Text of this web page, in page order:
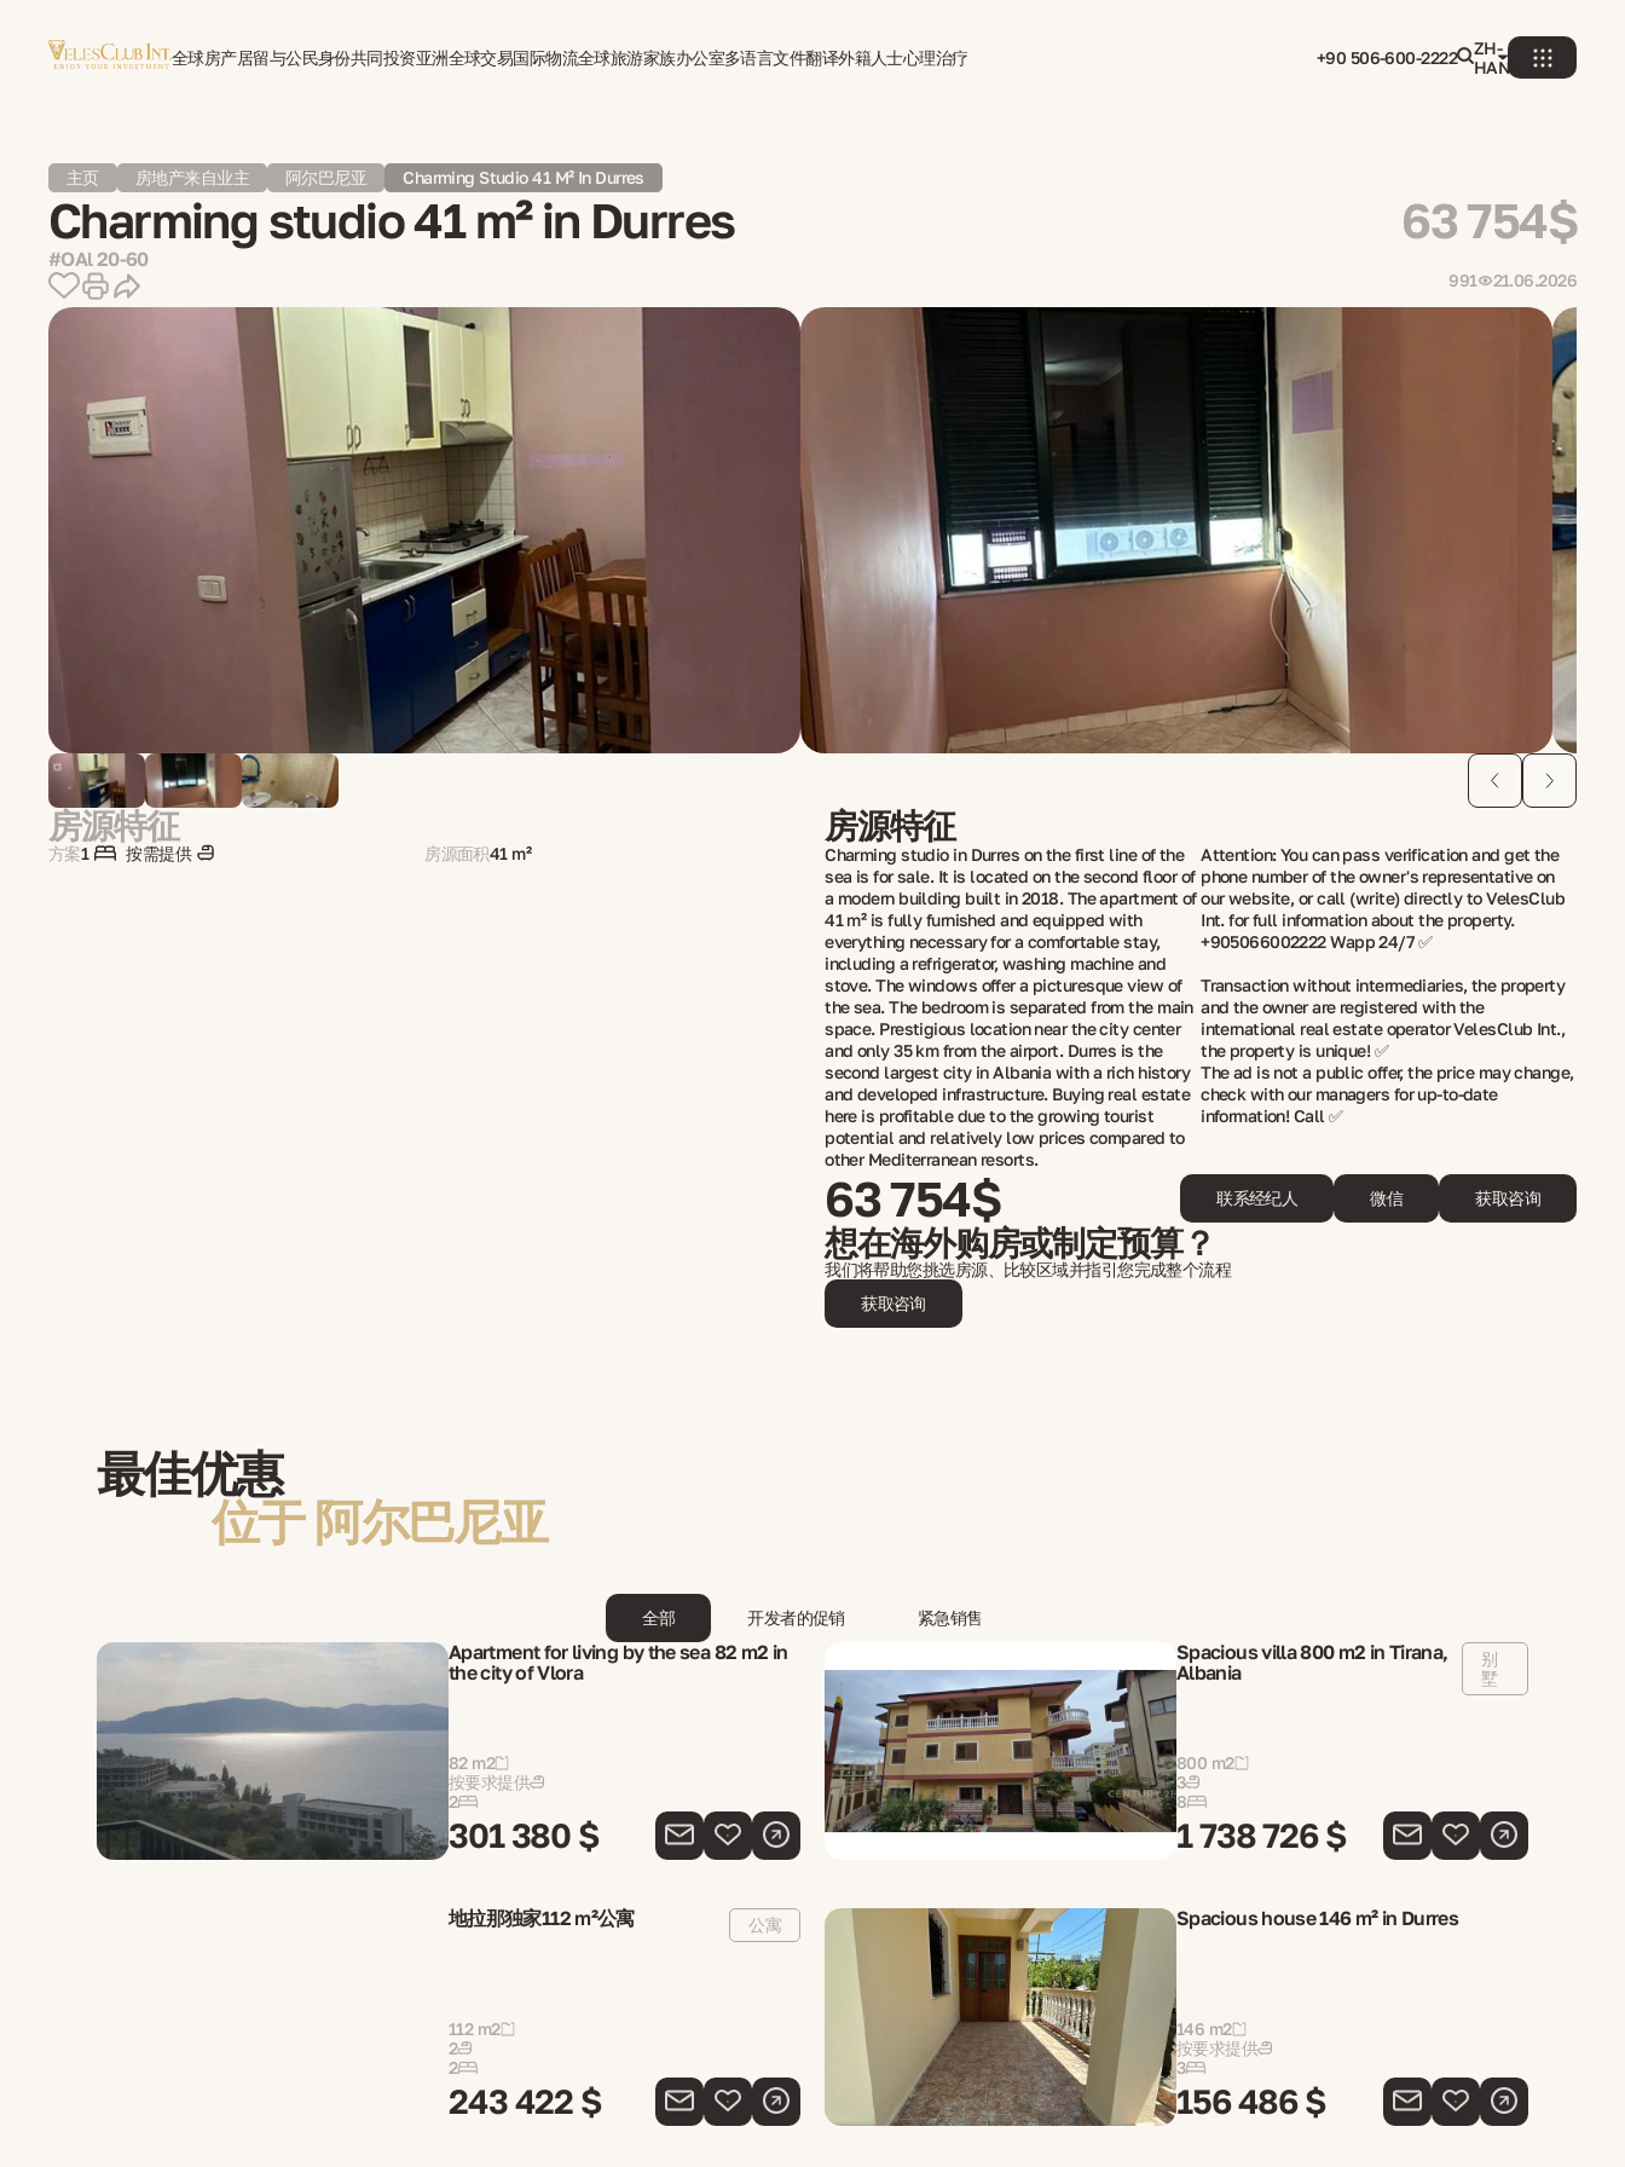
全球房产居留与公民身份共同投资亚洲全球交易国际物流全球旅游家族办公室多语言文件翻译外籍人士心理治疗 +90 506-600-2222
ZH-
HANS
主页 房地产来自业主 阿尔巴尼亚 Charming Studio 41 M² In Durres
Charming studio 41 m² in Durres
#OAl 20-60
63 754$
991 21.06.2026
房源特征
方案1 按需提供 房源面积41 m²
房源特征
Charming studio in Durres on the first line of the
sea is for sale. It is located on the second floor of
a modern building built in 2018. The apartment of
41 m² is fully furnished and equipped with
everything necessary for a comfortable stay,
including a refrigerator, washing machine and
stove. The windows offer a picturesque view of
the sea. The bedroom is separated from the main
space. Prestigious location near the city center
and only 35 km from the airport. Durres is the
second largest city in Albania with a rich history
and developed infrastructure. Buying real estate
here is profitable due to the growing tourist
potential and relatively low prices compared to
other Mediterranean resorts.
Attention: You can pass verification and get the
phone number of the owner's representative on
our website, or call (write) directly to VelesClub
Int. for full information about the property.
+905066002222 Wapp 24/7 ✅
Transaction without intermediaries, the property
and the owner are registered with the
international real estate operator VelesClub Int.,
the property is unique! ✅
The ad is not a public offer, the price may change,
check with our managers for up-to-date
information! Call ✅
63 754$ 联系经纪人 微信 获取咨询
想在海外购房或制定预算？
我们将帮助您挑选房源、比较区域并指引您完成整个流程
获取咨询
最佳优惠
位于 阿尔巴尼亚
全部 开发者的促销 紧急销售
Apartment for living by the sea 82 m2 in
the city of Vlora
82 m2
按要求提供
2
301 380 $
Spacious villa 800 m2 in Tirana,
Albania
别
墅
800 m2
3
8
1 738 726 $
地拉那独家112 m²公寓 公寓
112 m2
2
2
243 422 $
Spacious house 146 m² in Durres
146 m2
按要求提供
3
156 486 $